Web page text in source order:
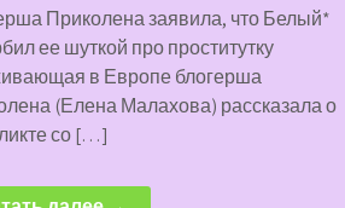
Приколена заявила, что Белый*
ее шуткой про проститутку
в Европе блогерша
(Елена Малахова) рассказала о
со […]